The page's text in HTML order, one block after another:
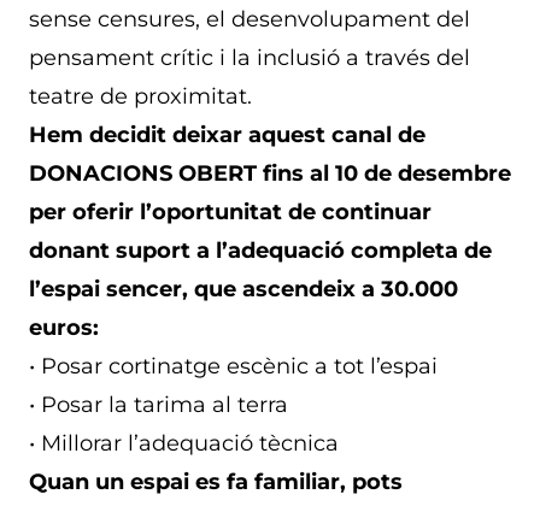
sense censures, el desenvolupament del
pensament crític i la inclusió a través del
teatre de proximitat.
Hem decidit deixar aquest canal de
DONACIONS OBERT fins al 10 de desembre
per oferir l’oportunitat de continuar
donant suport a l’adequació completa de
l’espai sencer, que ascendeix a 30.000
euros:
• Posar cortinatge escènic a tot l’espai
• Posar la tarima al terra
• Millorar l’adequació tècnica
Quan un espai es fa familiar, pots